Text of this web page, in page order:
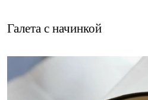
Галета с начинкой